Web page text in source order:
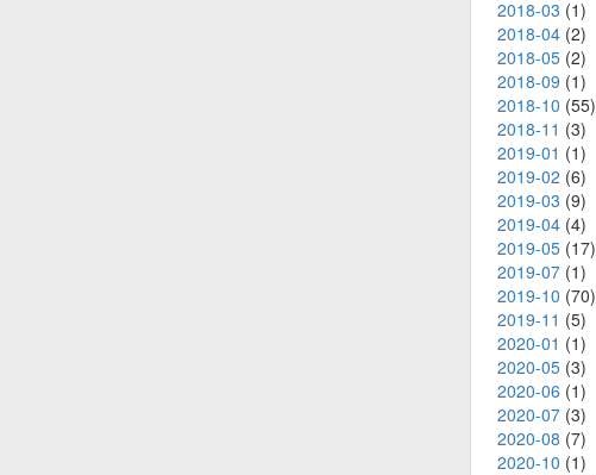
2018-03 (1)
2018-04(2)
2018-05(2)
2018-09 (1)
2018-10 (55)
2018-11 (3)
2019-01 (1)
2019-02 (6)
2019-03 (9)
2019-04(4)
2019-05(17)
2019-07(1)
2019-10 (70)
2019-11 (5)
2020-01 (1)
2020-05(3)
2020-06 (1)
2020-07(3)
2020-08 (7)
2020-10 (1)